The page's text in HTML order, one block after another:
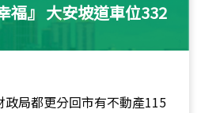
福』 大安坡道車位332
局都更分回市有不動產115